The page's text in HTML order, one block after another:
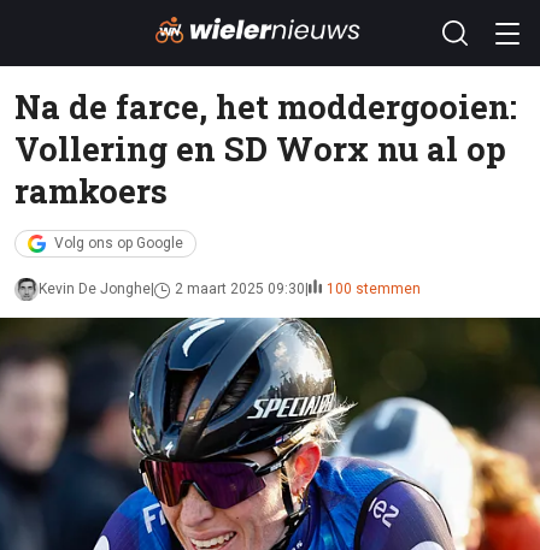
Na de farce, het moddergooien:
Vollering en SD Worx nu al op
ramkoers
Volg ons op Google
Kevin De Jonghe 2 maart 2025 09:30 100 stemmen